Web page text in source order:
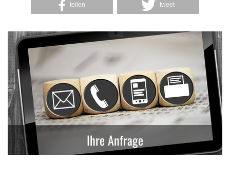
teilen tweet
Ihre Anfrage